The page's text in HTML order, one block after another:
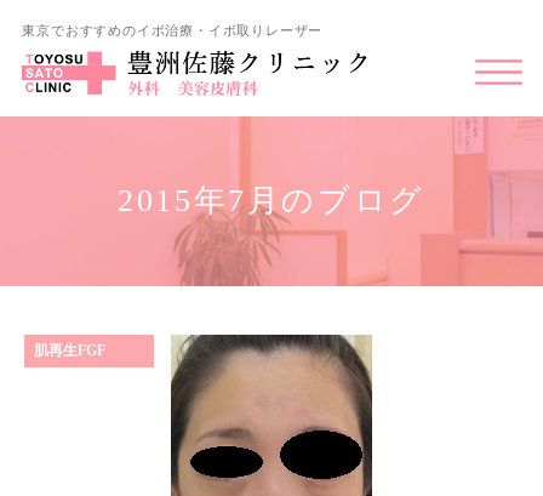
東京でおすすめのイボ治療・イボ取りレーザー
2015年7月のブログ
肌再生FGF